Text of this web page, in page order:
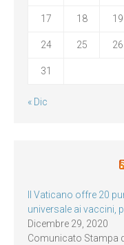
17 18 19
24 25 26
31
« Dic
Il Vaticano offre 20
universale ai vaccini,
Dicembre 29, 2020
Comunicato Stampa